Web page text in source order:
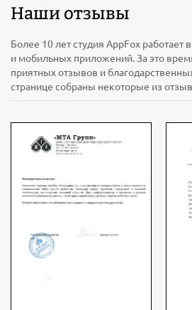
Наши отзывы
Более 10 лет студия AppFox работает
и мобильных приложений. За это
приятных отзывов и
странице собраны некоторые из